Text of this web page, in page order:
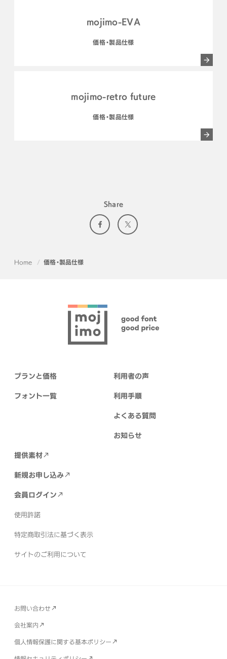
mojimo-EVA
価格・製品仕様
mojimo-retro future
価格・製品仕様
Share
Home 価格・製品仕様
プランと価格
フォント一覧
利用者の声
利用手順
よくある質問
お知らせ
提供素材
新規お申し込み
会員ログイン
使用許諾
特定商取引法に基づく表示
サイトのご利用について
お問い合わせ
会社案内
個人情報保護に関する基本ポリシー